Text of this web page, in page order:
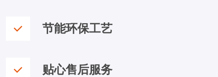
节能环保工艺
贴心售后服务